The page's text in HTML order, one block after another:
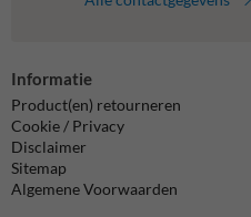
Informatie
Product(en) retourneren
Cookie / Privacy
Disclaimer
Sitemap
Algemene Voorwaarden